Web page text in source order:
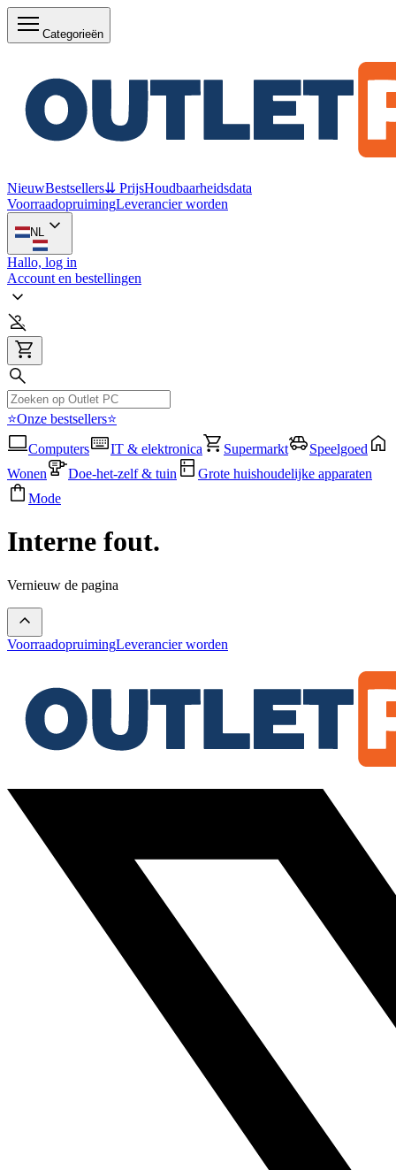
Categorieën
NieuwBestsellers⇊ PrijsHoudbaarheidsdata
VoorraadopruimingLeverancier worden
NL
Hallo, log in
Account en bestellingen
⭐Onze bestsellers⭐
Computers
IT & elektronica Supermarkt
Speelgoed
Wonen
Doe-het-zelf & tuin
Grote huishoudelijke apparaten
Mode
Interne fout.
Vernieuw de pagina
VoorraadopruimingLeverancier worden